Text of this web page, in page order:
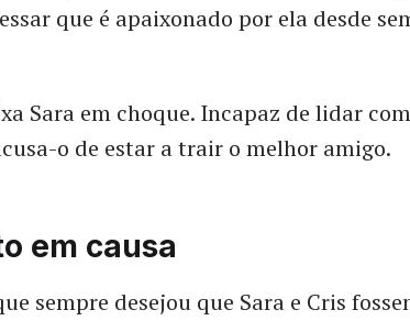
que é apaixonado por ela desde
Sara em choque. Incapaz de lidar
o de estar a trair o melhor amigo.
em causa
sempre desejou que Sara e Cris